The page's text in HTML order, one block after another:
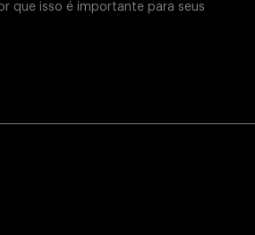
que isso é importante para seus